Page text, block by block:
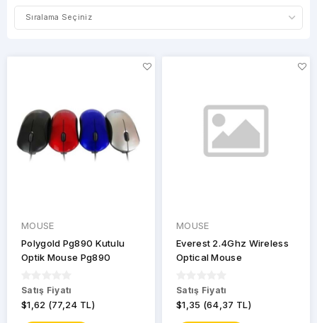
MİKROFON
MOUSE
SES
SİSTEMLERİ
SOĞUTUCULAR
USB
MARKALAR
CONCORD
MOUSE
Polygold Pg890 Kutulu
Optik Mouse Pg890
Satış Fiyatı
$1,62 (77,24 TL)
MOUSE
Everest 2.4Ghz Wireless
Optical Mouse
Satış Fiyatı
$1,35 (64,37 TL)